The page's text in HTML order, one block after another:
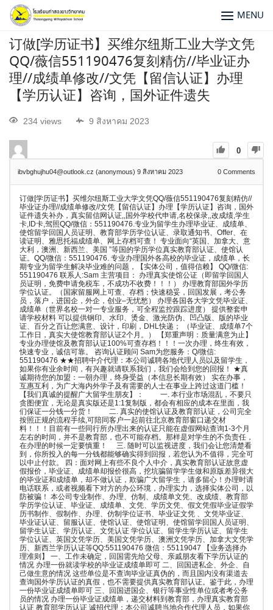
MENU
订做[学历证书】买维尔纽斯工业大学文凭
QQ/薇信551190476复刻精仿//毕业证办
理//成绩单修改//文凭【留信认证】办理
【学历认证】咨询，国外证件遗失
234 views 9 สิงหาคม 2023
0
ibvbghujhu04@outlook.cz (anonymous) 9 สิงหาคม 2023 0 Comments
订做[学历证书】买维尔纽斯工业大学文凭QQ/薇信551190476复刻精仿//
毕业证办理//成绩单修改//文凭【留信认证】办理【学历认证】咨询，国外
证件遗失补办，真实留信网认证,,国外学校代申请,名校保录,,改成绩,学生
卡,ID卡,驾照QQ/微信：551190476.专业为留学生办理毕业证、成绩单、
使馆留学回国人员证明、教育部学历学位认证、录取通知书、Offer、在
读证明、雅思托福成绩单、网上存档可查！ 专业面向“英国、加拿大、意
大利，澳洲、新西兰、美国 ”等国的学历学位真实教育部认证、使馆认
证。QQ/微信：551190476. 专业办理国外各高校的毕业证，成绩单，长
期专业为留学生解决毕业难的问题，【实体公司，值得信赖】 QQ/微信:
551190476 联系人:Sam 主营项目： 办理真实使馆公证（即留学回国人
员证明，免费申请免税车，不成功不收费！！！） 办理教育部国外学历
学位认证。（国家留服网上可查、存档；快速稳妥，回国发展，考公务
员，落户，进国企，外企，创业–无忧愁） 办理各国各大学文凭毕业证、
成绩单（世界名校一对一专业服务，可全程监控跟踪进度） 提供整套申
请学校材料 可以提供钢印、水印、烫金、激光防伪、凹凸版、版的毕业
证、百分之百让您满意、设计，印刷，DHL快递； （毕业证、成绩单7个
工作日，真实大使馆教育部认证2个月。） 【郑重声明：质量满意为止】
专业办理使馆及教育部认证100%可查存档！！！一次办理，终生有效，
快速专业，诚信可靠。 咨询认证顾问 Sam为您服务：Q/微信:
551190476 ★★招聘中介代理：本公司诚聘各地代理人员以及留学生，
如果你有业余时间，有兴趣就请联系我们，我们会给到您的回报！ ★真
诚期待您的加盟：一朝办理，终身受益（本信息长期有效） 实在办事，
互惠互利，为广大海内外学子及有需要的人士在事业上跨过这道门槛！
【我们真诚的提醒广大留学生朋友】： 一. 本行业市场混乱，不要只
贪图便宜，无论是真实版还是1:1复制版，都会有相应的成本在里面，我
们保证一分钱一分货！ 二. 真实的使馆认证及教育部认证，公司完全
按照正规的流程手续,可陪同客户一起前往北京教育部窗口递交材
料！！！目前有一些同行所办理出来的认证只能在虚假网站查询1-3个月
左右的时间，并不是教育部，也不可能存档。那样是对学生的不负责任，
在办理的时候一定要慎重！ 三. 随时可以监视进度，我们会让您清楚看
到，你所投入的每一分钱都能够确实得到回报，若您认为不值得，完全可
以中止付款。 四：面对网上有些不良个人中介，真实教育部认证故意虚
假报价，毕业证、成绩单却报价很高，挖坑骗留学学生做和原版差异很大
的毕业证和成绩单，却不做认证，欺骗广大留学生，请多留心！办理时请
电话联系，或者视频看下对方的办公环境，办理实力，选择实体公司，以
防被骗！ 本公司专业制作、办理、仿制、成绩单文凭、改成绩、教育部
学历学位认证、毕业证、成绩单、文凭、学历文凭、假文凭假毕业证假学
历书制作、假制作、办理、仿制学位证书、毕业证文凭 、文凭毕业证、
毕业证认证、留服认证、使馆认证、使馆证明、使馆留学回国人员证明、
留学生认证、学历认证、文凭认证 学位认证、留学生学历认证、留学生
学位认证、英国文凭学历、美国文凭学历、澳洲文凭学历、加拿大文凭学
历、新西兰学历认证等QQ:551190476 微信：55119047 【业务选择办
理准则】 一、工作未确定，回国需先给父母、亲戚朋友看下学历认证的
情况 办理一份就读学校的毕业证成绩单即可 二、回国进私企、外企、自
己做生意的情况 这些单位是不查询毕业证真伪的，而且国内没有渠道去
查询国外学历认证的真假，也不需要提供真实教育部认证。鉴于此，办理
一份毕业证成绩单即可 三、回国进国企、银行等事业性单位或者考公务
员的情况 办理一份毕业证成绩单，递交材料到教育部，办理真实教育部
认证 教育部学历认证 诚招代理：本公司诚聘当地合作代理人员，如果你